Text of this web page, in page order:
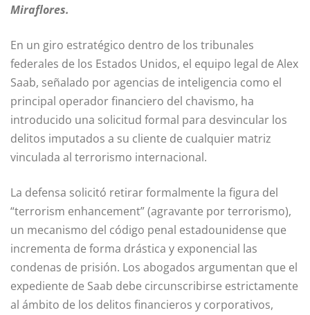
Miraflores.
En un giro estratégico dentro de los tribunales
federales de los Estados Unidos, el equipo legal de Alex
Saab, señalado por agencias de inteligencia como el
principal operador financiero del chavismo, ha
introducido una solicitud formal para desvincular los
delitos imputados a su cliente de cualquier matriz
vinculada al terrorismo internacional.
La defensa solicitó retirar formalmente la figura del
“terrorism enhancement” (agravante por terrorismo),
un mecanismo del código penal estadounidense que
incrementa de forma drástica y exponencial las
condenas de prisión. Los abogados argumentan que el
expediente de Saab debe circunscribirse estrictamente
al ámbito de los delitos financieros y corporativos,